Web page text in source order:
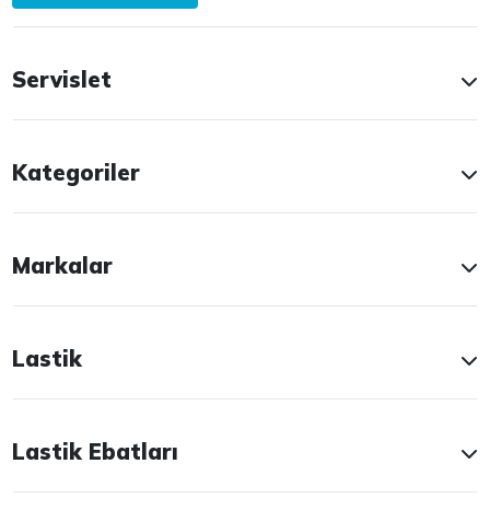
Servislet
Kategoriler
Markalar
Lastik
Lastik Ebatları